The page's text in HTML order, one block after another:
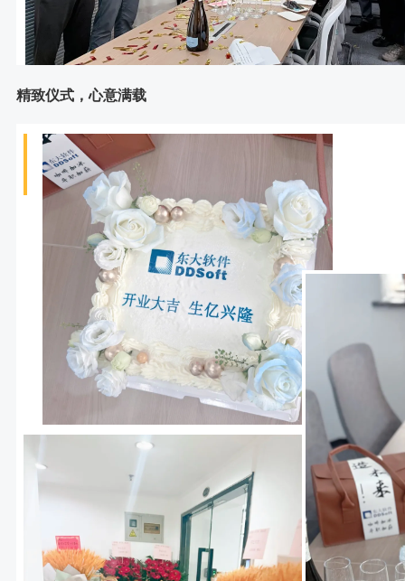
精致仪式，心意满载